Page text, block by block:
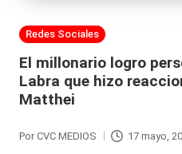
y
F
ar
á
n
Brava,
Gran
Hermano
-
Publicada
Redes Sociales
El millonario logro
Labra que hizo
Matthei
Publicado
Por CVC MEDIOS 17 mayo,